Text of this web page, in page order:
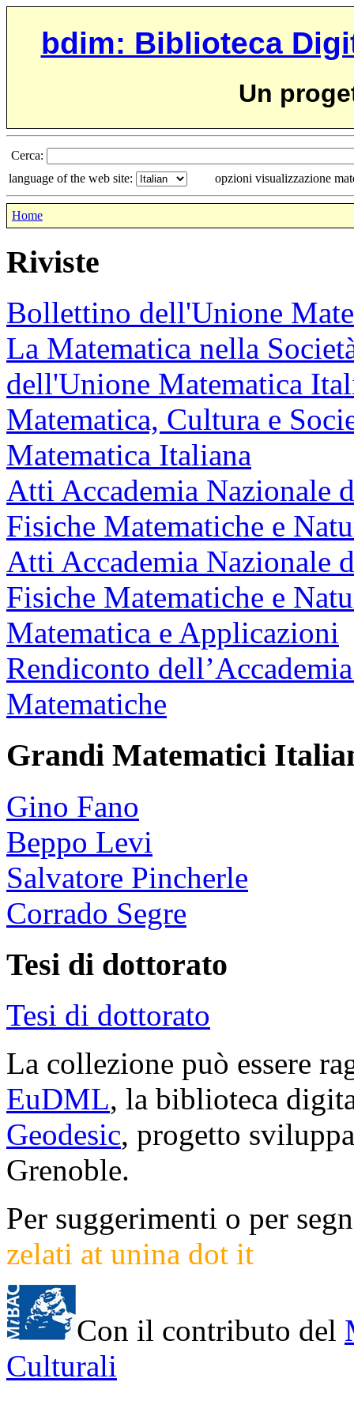
bdim: Biblioteca
Un
Cerca:
language of the web site:
opzioni visualizzazione
Home
Riviste
Bollettino dell'Unione
La Matematica nella
dell'Unione Matematica
Matematica, Cultura e
Matematica Italiana
Atti Accademia Nazionale
Fisiche Matematiche e
Atti Accademia Nazionale
Fisiche Matematiche e
Matematica e Applicazioni
Rendiconto
Matematiche
Grandi Matematici
Gino Fano
Beppo Levi
Salvatore Pincherle
Corrado Segre
Tesi di dottorato
Tesi di dottorato
La collezione può essere
EuDML, la biblioteca
Geodesic, progetto
Grenoble.
Per suggerimenti o per
zelati at unina dot it
Con il contributo del
Culturali